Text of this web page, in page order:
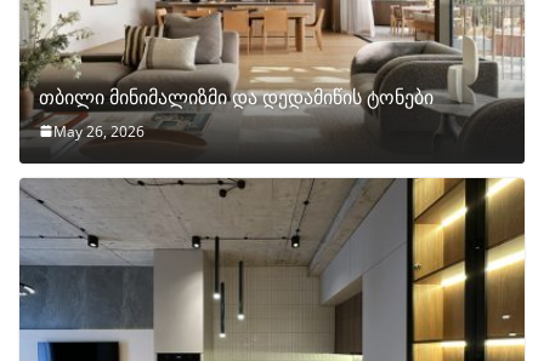
თბილი მინიმალიზმი და დედამიწის ტონები
May 26, 2026